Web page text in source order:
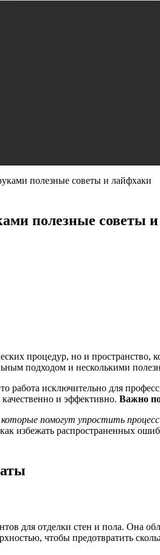
полезные советы и лайфхаки
полезные советы
процедур, но и
подходом и несколькими
работа исключительно для
и эффективно. Важно
помогут упростить
избежать распространенных
для отделки стен и пола. Она
чтобы предотвратить